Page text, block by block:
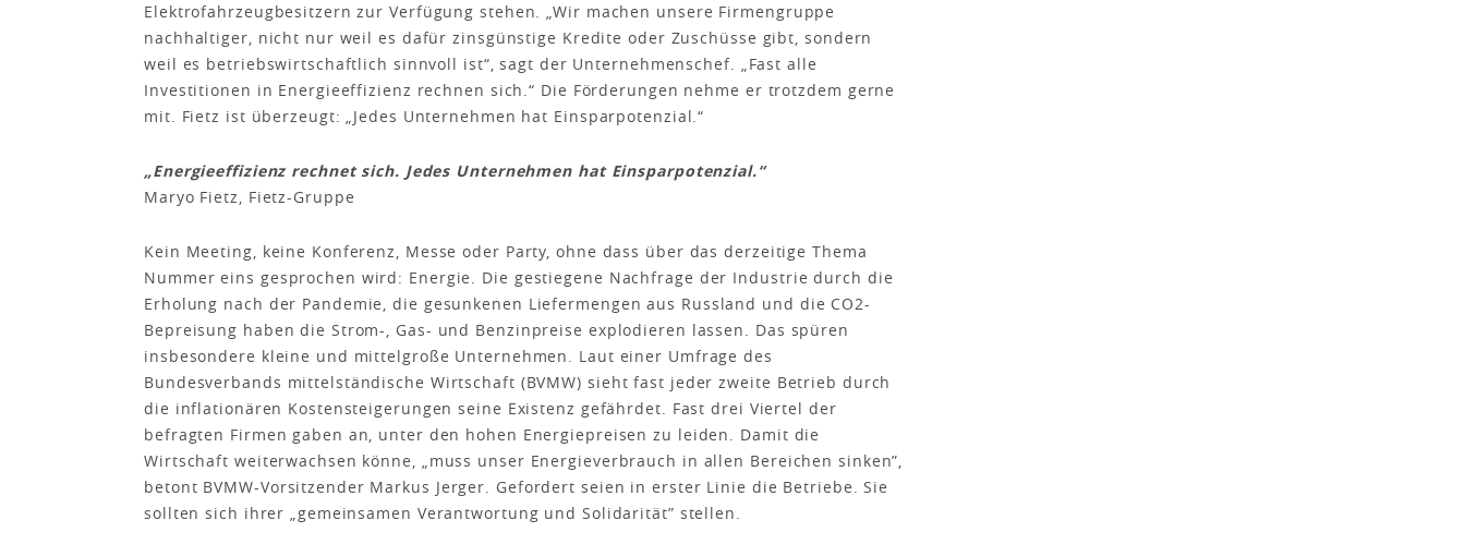
Elektrofahrzeugbesitzern zur Verfügung stehen. „Wir machen unsere Firmengruppe
nachhaltiger, nicht nur weil es dafür zinsgünstige Kredite oder Zuschüsse gibt, sondern
weil es betriebswirtschaftlich sinnvoll ist“, sagt der Unternehmenschef. „Fast alle
Investitionen in Energieeffizienz rechnen sich.“ Die Förderungen nehme er trotzdem gerne
mit. Fietz ist überzeugt: „Jedes Unternehmen hat Einsparpotenzial.“
„Energieeffizienz rechnet sich. Jedes Unternehmen hat Einsparpotenzial.“
Maryo Fietz, Fietz-Gruppe
Kein Meeting, keine Konferenz, Messe oder Party, ohne dass über das derzeitige Thema
Nummer eins gesprochen wird: Energie. Die gestiegene Nachfrage der Industrie durch die
Erholung nach der Pandemie, die gesunkenen Liefermengen aus Russland und die CO2-
Bepreisung haben die Strom-, Gas- und Benzinpreise explodieren lassen. Das spüren
insbesondere kleine und mittelgroße Unternehmen. Laut einer Umfrage des
Bundesverbands mittelständische Wirtschaft (BVMW) sieht fast jeder zweite Betrieb durch
die inflationären Kostensteigerungen seine Existenz gefährdet. Fast drei Viertel der
befragten Firmen gaben an, unter den hohen Energiepreisen zu leiden. Damit die
Wirtschaft weiterwachsen könne, „muss unser Energieverbrauch in allen Bereichen sinken”,
betont BVMW-Vorsitzender Markus Jerger. Gefordert seien in erster Linie die Betriebe. Sie
sollten sich ihrer „gemeinsamen Verantwortung und Solidarität” stellen.